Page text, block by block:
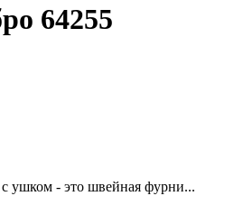
64255
ушком - это швейная фурни...